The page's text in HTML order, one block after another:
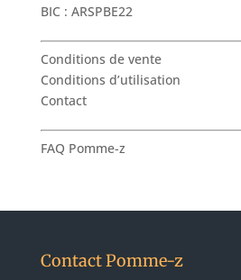
BIC : ARSPBE22
Conditions de vente
Conditions d’utilisation
Contact
FAQ Pomme-z
Contact Pomme-z